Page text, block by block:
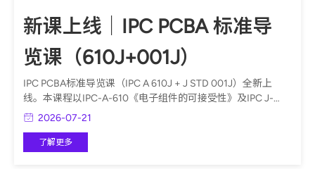
新课上线｜IPC PCBA 标准导
览课（610J+001J）
IPC PCBA标准导览课（IPC A 610J + J STD 001J）全新上
线。本课程以IPC-A-610《电子组件的可接受性》及IPC J-
STD-001《焊接电气与电子组件的要求》两份标准为主线，覆
的联动关系，统一制程管控与成品检验的基础判定依据，可作
2026-07-21
了解更多